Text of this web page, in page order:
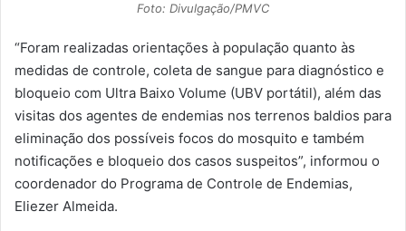
Foto: Divulgação/PMVC
“Foram realizadas orientações à população quanto às
medidas de controle, coleta de sangue para diagnóstico e
bloqueio com Ultra Baixo Volume (UBV portátil), além das
visitas dos agentes de endemias nos terrenos baldios para
eliminação dos possíveis focos do mosquito e também
notificações e bloqueio dos casos suspeitos”, informou o
coordenador do Programa de Controle de Endemias,
Eliezer Almeida.